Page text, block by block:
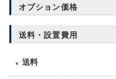
オプション価格
送料・設置費用
● 送料